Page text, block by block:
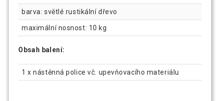
barva: světlé rustikální dřevo
maximální nosnost: 10 kg
Obsah balení:
1 x nástěnná police vč. upevňovacího materiálu